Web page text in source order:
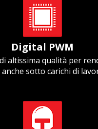
Digital PWM
altissima qualità per
sotto carichi di